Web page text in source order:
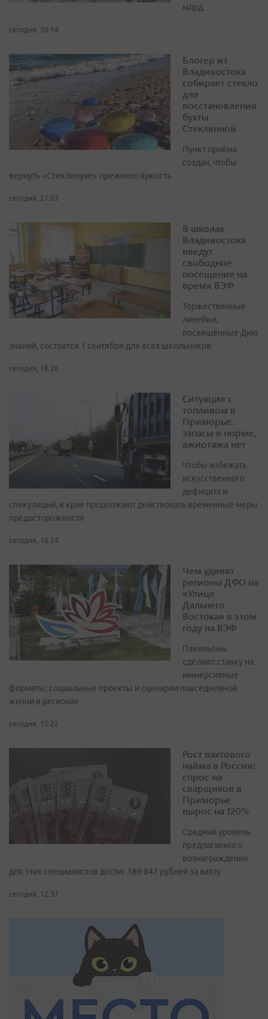
млрд
сегодня, 20:14
Блогер из
Владивостока
собирает стекло
для
восстановления
бухты
Стеклянной
Пункт приёма
создан, чтобы
вернуть «Стеклянухе» прежнюю яркость
сегодня, 21:03
В школах
Владивостока
введут
свободное
посещение на
время ВЭФ
Торжественные
линейки,
посвящённые Дню
знаний, состоятся 1 сентября для всех школьников
сегодня, 18:26
Ситуация с
топливом в
Приморье:
запасы в норме,
ажиотажа нет
Чтобы избежать
искусственного
дефицита и
спекуляций, в крае продолжают действовать временные меры
предосторожности
сегодня, 16:24
Чем удивят
регионы ДФО на
«Улице
Дальнего
Востока» в этом
году на ВЭФ
Павильоны
сделают ставку на
иммерсивные
форматы, социальные проекты и сценарии повседневной
жизни в регионах
сегодня, 15:22
Рост вахтового
найма в России:
спрос на
сварщиков в
Приморье
вырос на 120%
Средний уровень
предлагаемого
вознаграждения
для этих специалистов достиг 189 847 рублей за вахту
сегодня, 12:37